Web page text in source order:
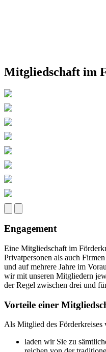
Mitgliedschaft im
Engagement
Eine Mitgliedschaft im
Privatpersonen als auch
und auf mehrere Jahre im
wir mit unseren Mitgliedern
der Regel zwischen drei und
Vorteile einer
Als Mitglied des Förderkreises
laden wir Sie zu